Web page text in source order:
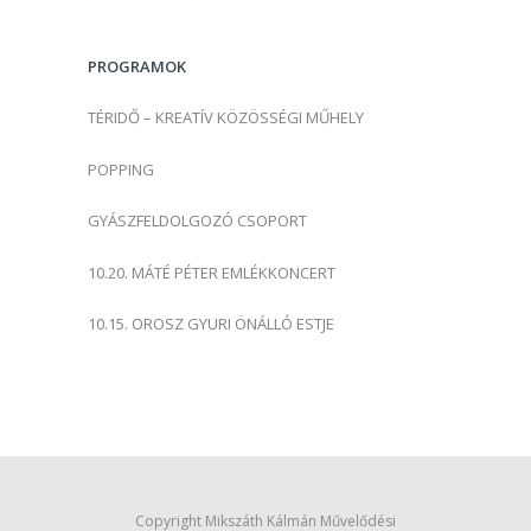
:PROGRAMOK
TÉRIDŐ – KREATÍV KÖZÖSSÉGI MŰHELY
POPPING
GYÁSZFELDOLGOZÓ CSOPORT
10.20. MÁTÉ PÉTER EMLÉKKONCERT
10.15. OROSZ GYURI ÖNÁLLÓ ESTJE
Copyright Mikszáth Kálmán Művelődési